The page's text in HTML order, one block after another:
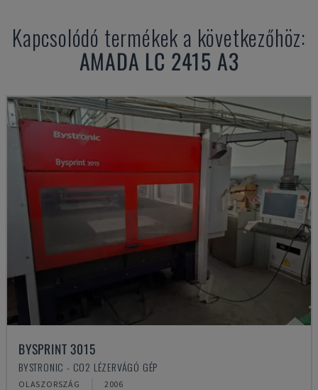
Kapcsolódó termékek a következőhöz:
AMADA LC 2415 A3
BYSPRINT 3015
BYSTRONIC - CO2 LÉZERVÁGÓ GÉP
OLASZORSZÁG 2006